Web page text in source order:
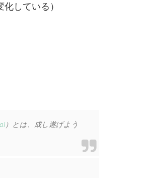
している）
）とは、成し遂げよう